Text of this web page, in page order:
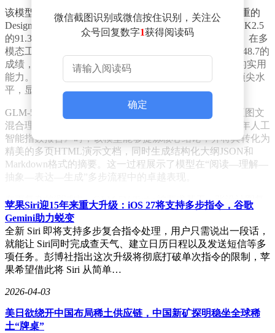
该模型在推理速度和核心能力上均表现出色。在前端看重的
Design2code评测中，GLM-5V-Turbo以92.6的高分超越了K2.5
的91.3分，展现了其在视觉UI转化为代码方面的精准度。在多
模态工具调用方面，它在BrowseComp-VL评测中取得了48.7的
成绩，领先于K2.5的42.9分，具备了“看图找工具办事”的实用
能力。在Agent复杂任务评测中，其Pass³分数接近行业顶尖水
平，显示出强大的综合规划与执行力。
GLM-5V-Turbo的能力不仅限于单一图像场景，还延伸至图文
混合理解与生成任务。例如，在处理斯坦福大学《2025年人工
智能指数报告》时，该模型能够提炼核心结论，并将其转化为
精美的多页HTML演示文档，同时生成结构化大纲JSON和
Markdown格式的摘要。这一过程展示了模型在“阅读—理解—
抽象—表达—生成”多步流程中的卓越表现。
在更复杂的测试中，GLM-5V-Turbo被要求基于一张设计图复
刻一个完整的网页。模型不仅实现了光标周围清晰、其他位置
模糊的视觉效果，还使网页元素可点击，并将特定文字改为打
字机特效展示。网页上的便利贴点击后会展开记事本，不同窗
口可展示图片和视频素材，初步效果令人惊艳。
GLM-5V-Turbo的技术优势源于其独特的模型架构和训练方
法。与大多数多模态模型“先语言后视觉”的工程化方法不同，
CogViT视觉编码器在通用物体识别、细粒度细节理解等方面
显著提升，配套的MTP结构则保证了推理效率。模型在强化
微信截图识别或微信按住识别，关注公
众号回复数字1获得阅读码
确定
苹果Siri迎15年来重大升级：iOS 27将支持多步指令，谷歌
Gemini助力蜕变
全新 Siri 即将支持多步复合指令处理，用户只需说出一段话，
就能让 Siri同时完成查天气、建立日历日程以及发送短信等多
项任务。彭博社指出这次升级将彻底打破单次指令的限制，苹
果希望借此将 Siri 从简单…
2026-04-03
美日欲绕开中国布局稀土供应链，中国新矿探明稳坐全球稀
土“牌桌”